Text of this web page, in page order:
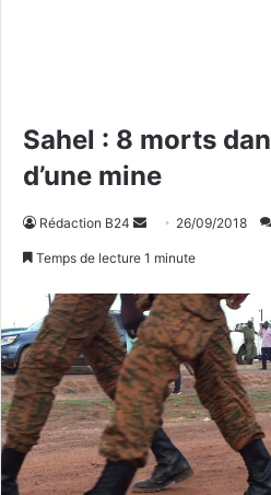
Sahel : 8 morts
d’une mine
Rédaction B24
o
y
e
r
u
n
c
o
26/09/2018
Temps de lecture 1 minute